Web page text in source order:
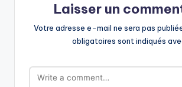
Laisser un
Votre adresse e-mail ne sera pas
obligatoires sont indiqués